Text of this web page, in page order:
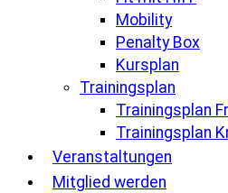
Mobility
Penalty Box
Kursplan
Trainingsplan
Trainingsplan
Trainingsplan
Veranstaltungen
Mitglied werden